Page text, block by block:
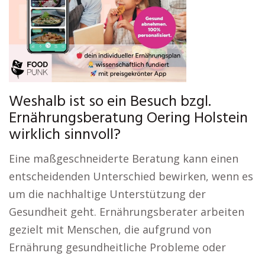
Weshalb ist so ein Besuch bzgl.
Ernährungsberatung Oering Holstein
wirklich sinnvoll?
Eine maßgeschneiderte Beratung kann einen
entscheidenden Unterschied bewirken, wenn es
um die nachhaltige Unterstützung der
Gesundheit geht. Ernährungsberater arbeiten
gezielt mit Menschen, die aufgrund von
Ernährung gesundheitliche Probleme oder